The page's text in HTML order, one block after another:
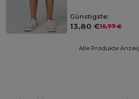
Günstigste:
13,80 €15,77 €
Alle Produkte